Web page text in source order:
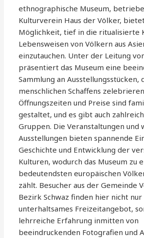
ethnographische Museum,
Kulturverein Haus der Völker,
Möglichkeit, tief in die ritualisierte
Lebensweisen von Völkern aus
einzutauchen. Unter der Leitung
präsentiert das Museum eine
Sammlung an Ausstellungsstücken,
menschlichen Schaffens
Öffnungszeiten und Preise sind
gestaltet, und es gibt auch
Gruppen. Die Veranstaltungen und
Ausstellungen bieten spannende
Geschichte und Entwicklung der
Kulturen, wodurch das Museum zu
bedeutendsten europäischen
zählt. Besucher aus der Gemeinde
Bezirk Schwaz finden hier nicht nur
unterhaltsames Freizeitangebot,
lehrreiche Erfahrung inmitten von
beeindruckenden Fotografien und